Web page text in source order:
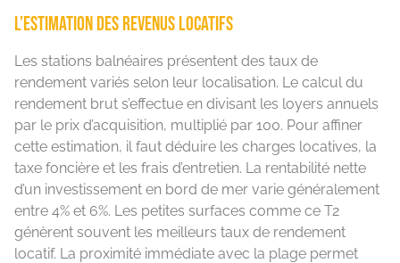
L’estimation des revenus locatifs
Les stations balnéaires présentent des taux de
rendement variés selon leur localisation. Le calcul du
rendement brut s’effectue en divisant les loyers annuels
par le prix d’acquisition, multiplié par 100. Pour affiner
cette estimation, il faut déduire les charges locatives, la
taxe foncière et les frais d’entretien. La rentabilité nette
d’un investissement en bord de mer varie généralement
entre 4% et 6%. Les petites surfaces comme ce T2
génèrent souvent les meilleurs taux de rendement
locatif. La proximité immédiate avec la plage permet